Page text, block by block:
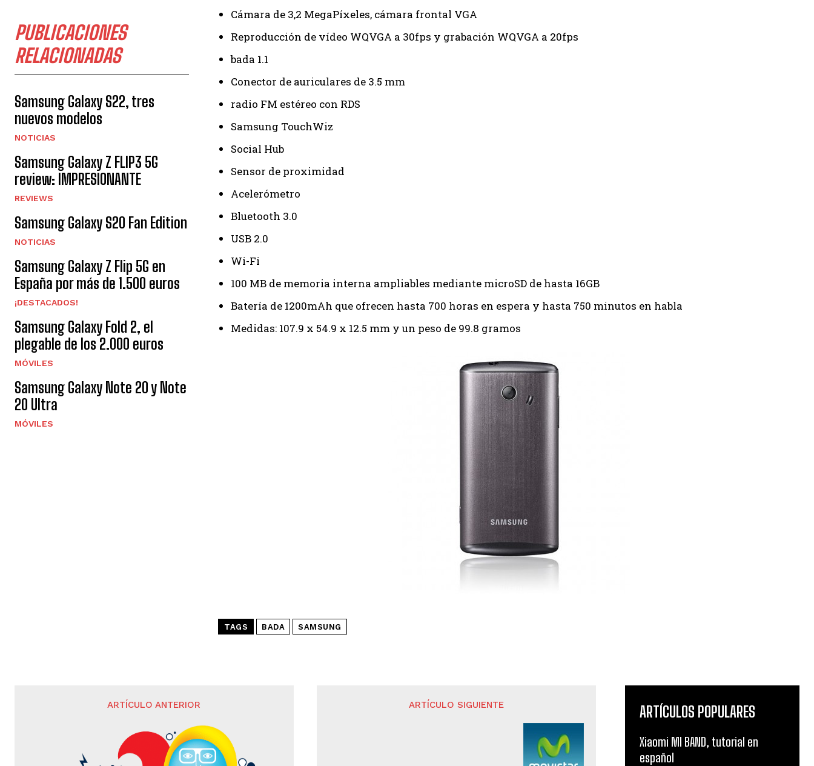
PUBLICACIONES
RELACIONADAS
Samsung Galaxy S22, tres
nuevos modelos
NOTICIAS
Samsung Galaxy Z FLIP3 5G
review: IMPRESIONANTE
REVIEWS
Samsung Galaxy S20 Fan Edition
NOTICIAS
Samsung Galaxy Z Flip 5G en
España por más de 1.500 euros
¡DESTACADOS!
Samsung Galaxy Fold 2, el
plegable de los 2.000 euros
MÓVILES
Samsung Galaxy Note 20 y Note
20 Ultra
MÓVILES
Cámara de 3,2 MegaPíxeles, cámara frontal VGA
Reproducción de vídeo WQVGA a 30fps y grabación WQVGA a 20fps
bada 1.1
Conector de auriculares de 3.5 mm
radio FM estéreo con RDS
Samsung TouchWiz
Social Hub
Sensor de proximidad
Acelerómetro
Bluetooth 3.0
USB 2.0
Wi-Fi
100 MB de memoria interna ampliables mediante microSD de hasta 16GB
Batería de 1200mAh que ofrecen hasta 700 horas en espera y hasta 750 minutos en habla
Medidas: 107.9 x 54.9 x 12.5 mm y un peso de 99.8 gramos
TAGS BADA SAMSUNG
ARTÍCULO ANTERIOR ARTÍCULO SIGUIENTE ARTÍCULOS POPULARES
Xiaomi MI BAND, tutorial en
español